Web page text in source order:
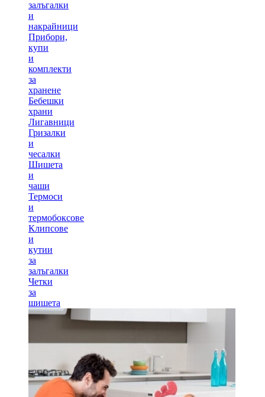
залъгалки
и
накрайници
Прибори,
купи
и
комплекти
за
хранене
Бебешки
храни
Лигавници
Гризалки
и
чесалки
Шишета
и
чаши
Термоси
и
термобоксове
Клипсове
и
кутии
за
залъгалки
Четки
за
шишета